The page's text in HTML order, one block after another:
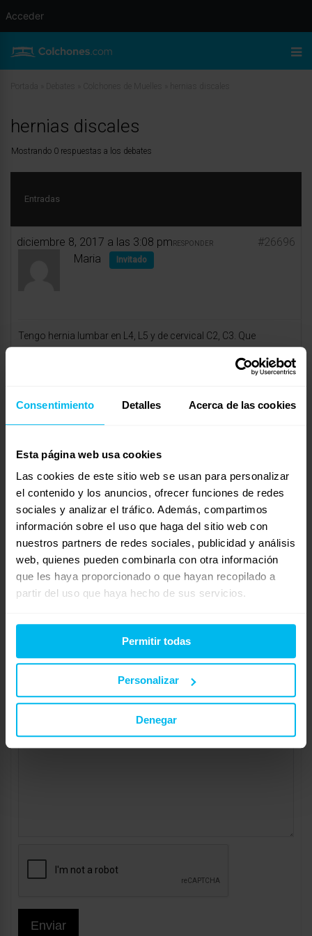
Consentimiento Detalles Acerca de las cookies
Esta página web usa cookies
Las cookies de este sitio web se usan para personalizar
el contenido y los anuncios, ofrecer funciones de redes
sociales y analizar el tráfico. Además, compartimos
información sobre el uso que haga del sitio web con
nuestros partners de redes sociales, publicidad y análisis
web, quienes pueden combinarla con otra información
que les haya proporcionado o que hayan recopilado a
partir del uso que haya hecho de sus servicios.
Permitir todas
Personalizar
Denegar
hernias discales
Mostrando 0 respuestas a los debates
Entradas
diciembre 8, 2017 a las 3:08 pm #26696
RESPONDER
Maria Invitado
Tengo hernia lumbar en L4, L5 y de cervical C2, C3. Que
año me compré uno de resorte.. muchas veces los dolores no
colchon pensaba hacerlo por uno de mediana dureza.. Qué me
aconsejan hacer?
Respuesta a: hernias discales
Tu información:
Nombre (obligatorio):
Correo electrónico (no se publicará) (obligatorio):
Enviar
Acceder